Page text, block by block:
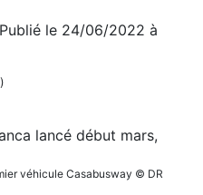
Publié le 24/06/2022 à
véhicule Casabusway © DR